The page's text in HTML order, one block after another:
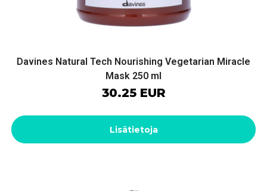
Davines Natural Tech Nourishing Vegetarian Miracle
Mask 250 ml
30.25 EUR
Lisätietoja